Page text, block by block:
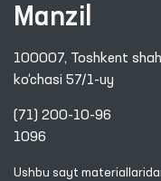
Manzil
100007, Toshkent
ko‘chasi 57/1-uy
(71) 200-10-96
1096
Ushbu sayt